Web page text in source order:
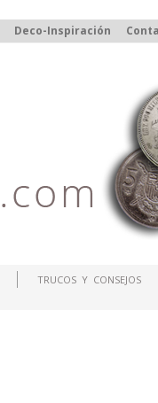
Deco-Inspiración
TRUCOS Y CONSEJOS